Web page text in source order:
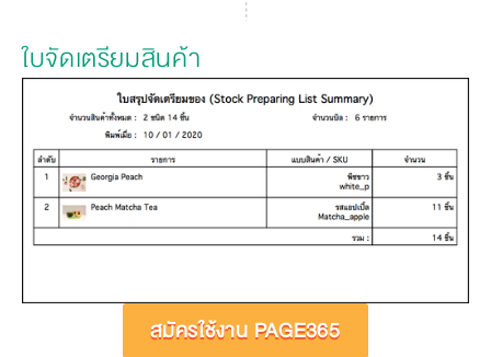
ใบจัดเตรียมสินค้า
สมัครใช้งาน PAGE365